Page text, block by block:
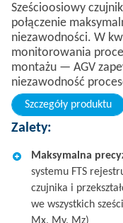
Sześcioosiowy
połączenie
niezawodności. W
monitorowania
montażu — AGV
niezawodność
Szczegóły produktu
Zalety:
Maksymalna
systemu FTS
czujnika i
we wszystkich